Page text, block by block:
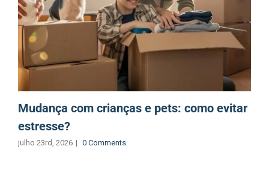
Mudança com crianças e pets: como evitar
estresse?
julho 23rd, 2026 | 0 Comments